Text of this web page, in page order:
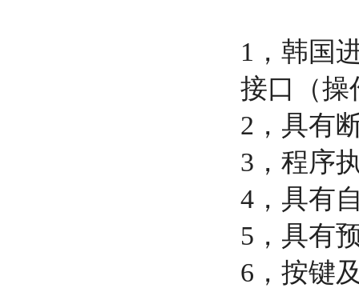
1，韩国
接口（操
2，具有
3，程序
4，具有
5，具有
6，按键